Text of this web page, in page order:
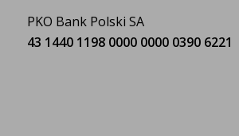
PKO Bank Polski SA
43 1440 1198 0000 0000 0390 6221